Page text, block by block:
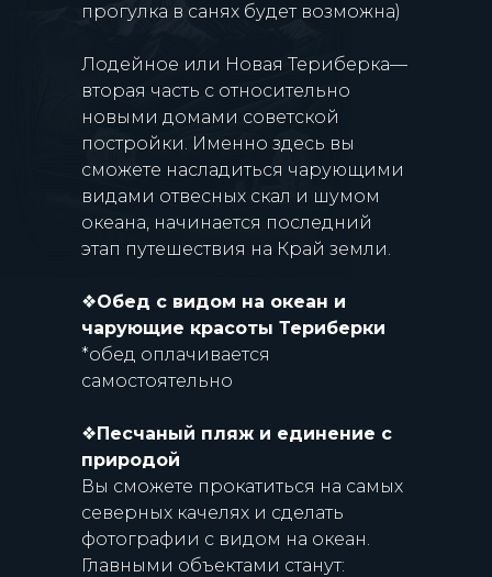
прогулка в санях будет возможна)
Лодейное или Новая Териберка—
вторая часть с относительно
новыми домами советской
постройки. Именно здесь вы
сможете насладиться чарующими
видами отвесных скал и шумом
океана, начинается последний
этап путешествия на Край земли.
❖Обед с видом на океан и
чарующие красоты Териберки
*обед оплачивается
самостоятельно
❖Песчаный пляж и единение с
природой
Вы сможете прокатиться на самых
северных качелях и сделать
фотографии с видом на океан.
Главными объектами станут: